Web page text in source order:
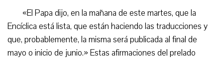
«El Papa dijo, en la mañana de este martes, que la
Encíclica está lista, que están haciendo las traducciones y
que, probablemente, la misma será publicada al final de
mayo o inicio de junio.» Estas afirmaciones del prelado